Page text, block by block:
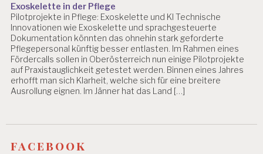
C
H
R
IS
T
I
A
N
B
E
Exoskelette in der Pflege
Pilotprojekte in Pflege: Exoskelette und KI Technische
Innovationen wie Exoskelette und sprachgesteuerte
Dokumentation könnten das ohnehin stark geforderte
Pflegepersonal künftig besser entlasten. Im Rahmen eines
Fördercalls sollen in Oberösterreich nun einige Pilotprojekte
auf Praxistauglichkeit getestet werden. Binnen eines Jahres
erhofft man sich Klarheit, welche sich für eine breitere
Ausrollung eignen. Im Jänner hat das Land […]
facebook